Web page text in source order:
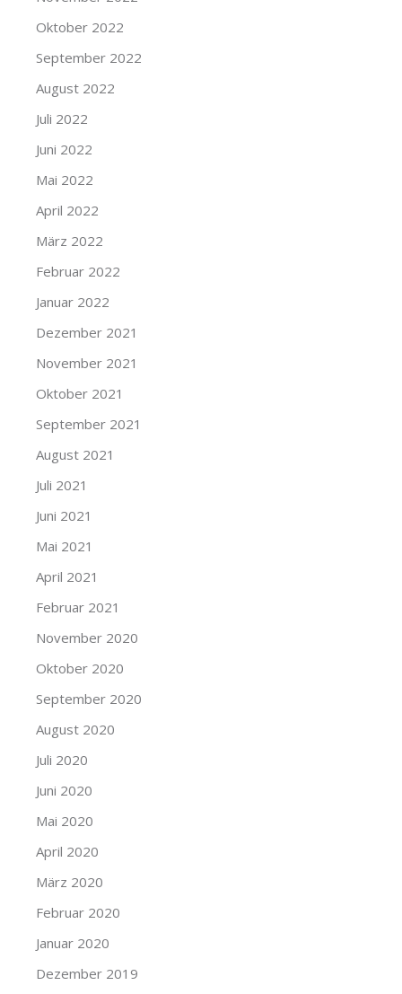
Oktober 2022
September 2022
August 2022
Juli 2022
Juni 2022
Mai 2022
April 2022
März 2022
Februar 2022
Januar 2022
Dezember 2021
November 2021
Oktober 2021
September 2021
August 2021
Juli 2021
Juni 2021
Mai 2021
April 2021
Februar 2021
November 2020
Oktober 2020
September 2020
August 2020
Juli 2020
Juni 2020
Mai 2020
April 2020
März 2020
Februar 2020
Januar 2020
Dezember 2019